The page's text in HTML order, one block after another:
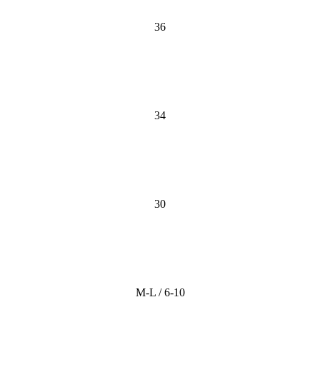
36
34
30
M-L / 6-10